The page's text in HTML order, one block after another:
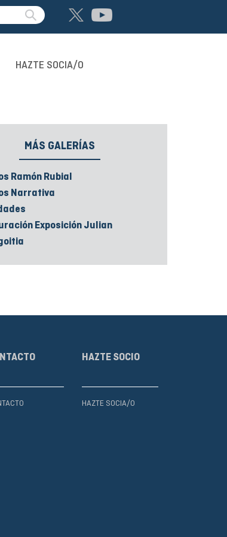
HAZTE SOCIA/O
MÁS GALERÍAS
Ramón Rubial
Narrativa
Exposición Julian
HAZTE SOCIO
HAZTE SOCIA/O